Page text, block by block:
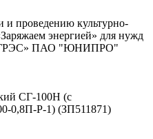
и проведению культурно-
энергией» для нужд
ГРЭС» ПАО "ЮНИПРО"
СГ-100Н (с
0,8П-Р-1) (ЗП511871)